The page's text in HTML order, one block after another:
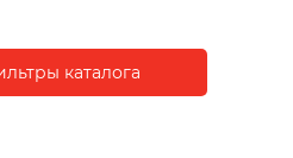
каталога